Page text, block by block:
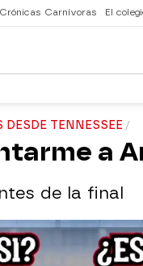
Crónicas Carnívoras El
TENNESSEE
a
de la final